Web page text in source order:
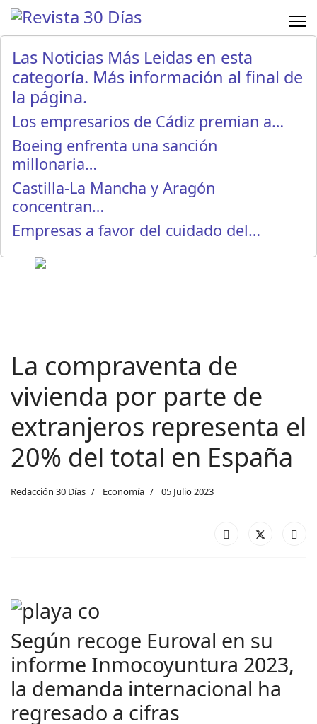
Las Noticias Más Leidas en esta
categoría. Más información al final de
la página.
Los empresarios de Cádiz premian a…
Boeing enfrenta una sanción
millonaria…
Castilla-La Mancha y Aragón
concentran…
Empresas a favor del cuidado del…
La compraventa de
vivienda por parte de
extranjeros representa el
20% del total en España
Redacción 30 Días Economía 05 Julio 2023
Según recoge Euroval en su
informe Inmocoyuntura 2023,
la demanda internacional ha
regresado a cifras